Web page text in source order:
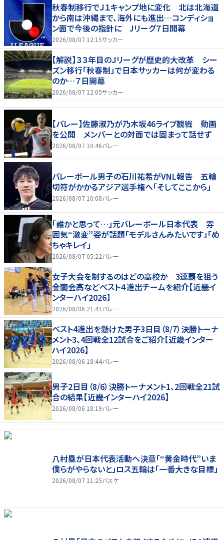
秋春制移行でＪ１キャンプ地に変化 北は北海道
から南は沖縄まで、海外にも進出…コンディショ
ン面で今後の指針に Jリーグ７日開幕
2026/08/07 12:15サッカー
【解説】３３年目のＪリーグが歴史的大改革 シー
ズン移行「秋春制」で日本サッカーは何が変わる
のか…７日開幕
2026/08/07 12:05サッカー
【バレー】佐藤淑乃が乃木坂46ライブ観戦 動画
を公開 メンバーとの対面では固まって話せず
2026/08/07 10:46バレー
バレーボール男子の石川祐希がVNL報告 五輪
切符がかかるアジア選手権へ「そしてここから」
2026/08/07 10:08バレー
「誰かと思って…」元バレーボール日本代表 雰
囲気“激変”姿が話題「モデルさんみたいです」「め
ちゃキレイ」
2026/08/07 05:22バレー
女子大会を制するのはどの高校か 3連覇を狙う
金蘭会高などベスト４進出チームを紹介【近畿イ
ンターハイ2026】
2026/08/06 21:41 バレー
ベスト4進出を懸けた男子3日目（8/7）決勝トーナ
メント3、4回戦全12試合をご紹介【近畿インター
ハイ2026】
2026/08/06 18:44バレー
男子2日目（8/6）決勝トーナメント1、2回戦全21試
合の結果【近畿インターハイ2026】
2026/08/06 18:19バレー
八村塁が日本代表活動へ決意「“黄金時代”いま
僕らがやらないと」ロス五輪は「一番大きな目標」
2026/08/07 11:25バスケ